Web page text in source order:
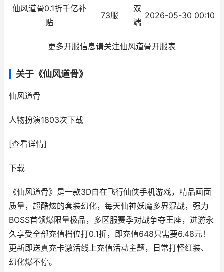
仙风道骨0.1折千亿补
贴
73服
双
端
2026-05-30 00:10
更多开服信息请关注仙风道骨开服表
关于《仙风道骨》
仙风道骨
人物扮演1803次下载
[查看详情]
下载
《仙风道骨》是一款3D自在飞行仙侠手机游戏，精品画面
质量，超酷炫的套装幻化，每天仙神妖魔多界混战，强力
BOSS首领爆限量极品，多区服赛季对战争夺王座，进游永
久享受全部充值档位打0.1折，即充值648只需要6.48元！
更新即送真充卡激活线上充值活动主题，日常打怪红装、
幻化爆不停。